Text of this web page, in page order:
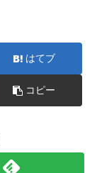
はてブ
コピー